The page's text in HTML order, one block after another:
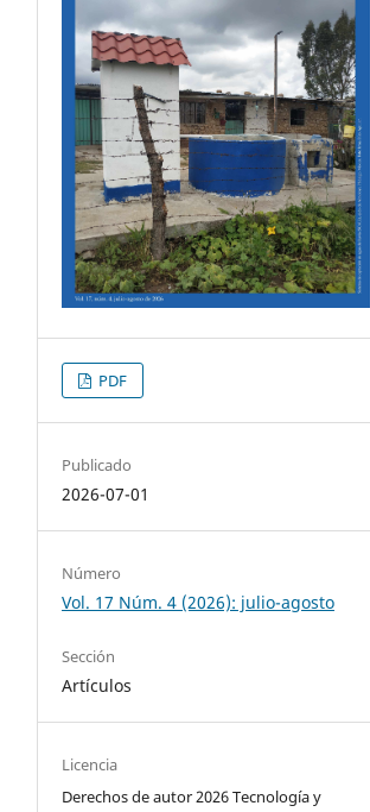
PDF
Publicado
2026-07-01
Número
Vol. 17 Núm. 4 (2026): julio-agosto
Sección
Artículos
Licencia
Derechos de autor 2026 Tecnología y